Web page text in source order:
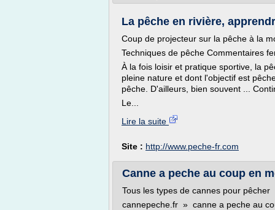
La pêche en rivière,
Coup de projecteur sur la pêche à la
Techniques de pêche Commentaires
À la fois loisir et pratique sportive, la
pleine nature et dont l'objectif est
pêche. D'ailleurs, bien souvent ...
Le...
Lire la suite
Site : http://www.peche-fr.com
Canne a peche au coup en
Tous les types de cannes pour pêcher
cannepeche.fr » canne a peche au